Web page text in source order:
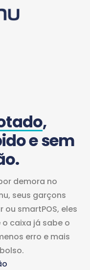
,
e sem
demora no
seus garçons
smartPOS, eles
caixa já sabe o
erro e mais